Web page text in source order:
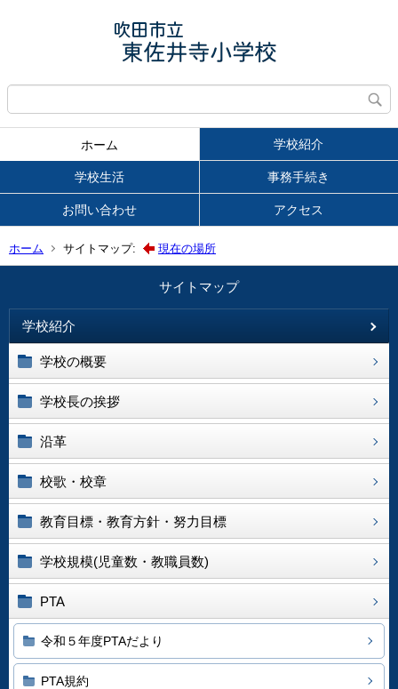
ホーム 学校紹介
学校生活 事務手続き
お問い合わせ アクセス
ホーム サイトマップ: 現在の場所
サイトマップ
学校紹介
学校の概要
学校長の挨拶
沿革
校歌・校章
教育目標・教育方針・努力目標
学校規模(児童数・教職員数)
PTA
令和５年度PTAだより
PTA規約